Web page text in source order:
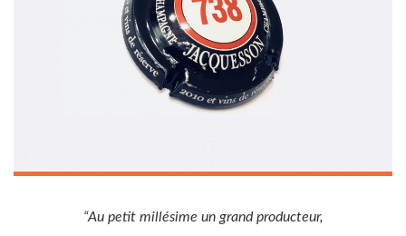
“Au petit millésime un grand producteur,